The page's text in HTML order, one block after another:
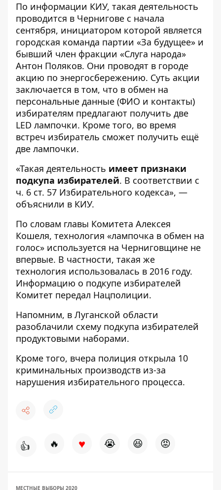
По информации КИУ, такая деятельность
проводится в Чернигове с начала
сентября, инициатором которой является
городская команда партии «За будущее» и
бывший член фракции «Слуга народа»
Антон Поляков. Они проводят в городе
акцию по энергосбережению. Суть акции
заключается в том, что в обмен на
персональные данные (ФИО и контакты)
избирателям предлагают получить две
LED лампочки. Кроме того, во время
встреч избиратель сможет получить ещё
две лампочки.
«Такая деятельность имеет признаки
подкупа избирателей. В соответствии с
ч. 6 ст. 57 Избирательного кодекса», —
объяснили в КИУ.
По словам главы Комитета Алексея
Кошеля, технология «лампочка в обмен на
голос» используется на Черниговщине не
впервые. В частности, такая же
технология использовалась в 2016 году.
Информацию о подкупе избирателей
Комитет передал Нацполиции.
Напомним, в Луганской области
разоблачили схему подкупа избирателей
продуктовыми наборами.
Кроме того, вчера полиция открыла 10
криминальных производств из-за
нарушения избирательного процесса.
👍 🔥 ♥ 😭 😆 😡
МЕСТНЫЕ ВЫБОРЫ 2020